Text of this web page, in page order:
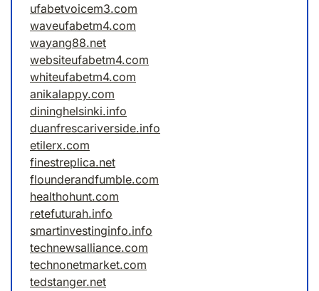
ufabetvoicem3.com
waveufabetm4.com
wayang88.net
websiteufabetm4.com
whiteufabetm4.com
anikalappy.com
dininghelsinki.info
duanfrescariverside.info
etilerx.com
finestreplica.net
flounderandfumble.com
healthohunt.com
retefuturah.info
smartinvestinginfo.info
technewsalliance.com
technonetmarket.com
tedstanger.net